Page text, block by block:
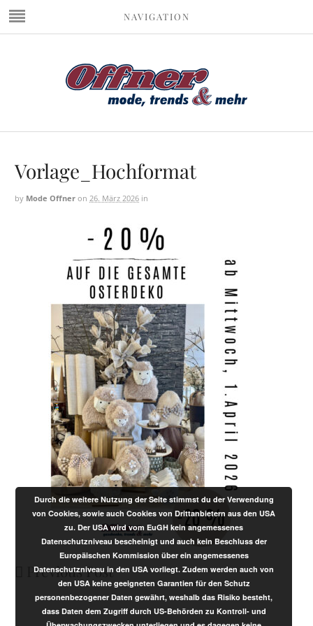
NAVIGATION
Vorlage_Hochformat
by Mode Offner on 26. März 2026 in
Previous Post
Durch die weitere Nutzung der Seite stimmst du der Verwendung
von Cookies, sowie auch Cookies von Drittanbietern aus den USA
zu. Der USA wird vom EuGH kein angemessenes
Datenschutzniveau bescheinigt und auch kein Beschluss der
Europäischen Kommission über ein angemessenes
Datenschutzniveau in den USA vorliegt. Zudem werden auch von
den USA keine geeigneten Garantien für den Schutz
personenbezogener Daten gewährt, weshalb das Risiko besteht,
dass Daten dem Zugriff durch US-Behörden zu Kontroll- und